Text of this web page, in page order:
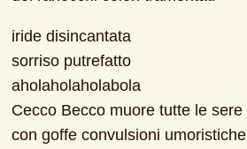
iride disincantata
sorriso putrefatto
aholaholaholabola
Cecco Becco muore tutte le sere
con goffe convulsioni umoristiche